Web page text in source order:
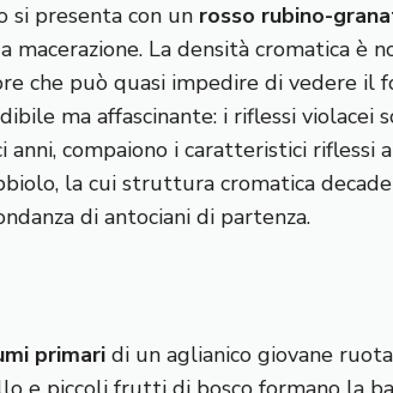
si presenta con un rosso rubino-
La densità cromatica è
che può quasi impedire di vedere il
ma affascinante: i riflessi violacei
compaiono i caratteristici riflessi
la cui struttura cromatica
di antociani di partenza.
primari di un aglianico giovane